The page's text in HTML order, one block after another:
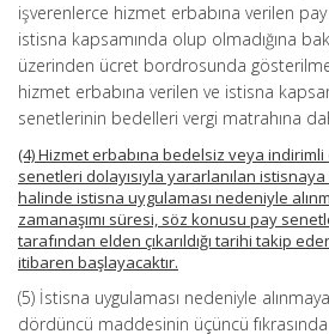
işverenlerce hizmet erbabına verilen
istisna kapsamında olup olmadığına
üzerinden ücret bordrosunda
hizmet erbabına verilen ve istisna
senetlerinin bedelleri vergi matrahına
(4) Hizmet erbabına bedelsiz veya
senetleri dolayısıyla yararlanılan
halinde istisna uygulaması nedeniyle
zamanaşımı süresi, söz konusu pay
tarafından elden çıkarıldığı tarihi takip
itibaren başlayacaktır.
(5) İstisna uygulaması nedeniyle
dördüncü maddesinin üçüncü